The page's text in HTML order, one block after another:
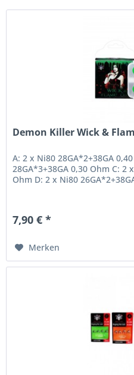
Demon Killer Wick &
A: 2 x Ni80 28GA*2+38GA
28GA*3+38GA 0,30 Ohm C: 2
Ohm D: 2 x Ni80
7,90 € *
Merken